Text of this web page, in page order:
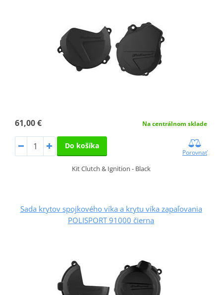
61,00 € Na centrálnom sklade
Do košíka
Porovnať
Kit Clutch & Ignition - Black
Sada krytov spojkového víka a krytu víka zapaľovania
POLISPORT 91000 čierna